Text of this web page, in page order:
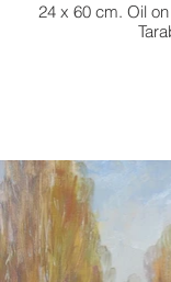
24 x 60 cm. Oil